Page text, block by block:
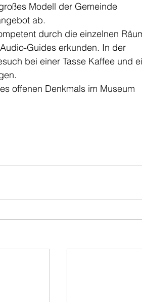
Modell der Gemeinde
ab.
durch die einzelnen
Guides erkunden. In der
bei einer Tasse Kaffee und
offenen Denkmals im Museum